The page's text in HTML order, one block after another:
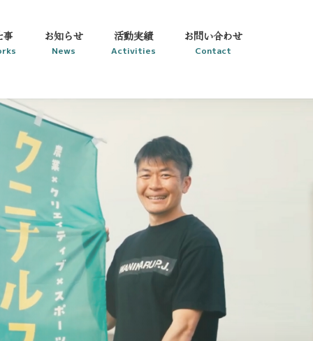
事 お知らせ
News
活動実績
Activities
お問い合わせ
Contact